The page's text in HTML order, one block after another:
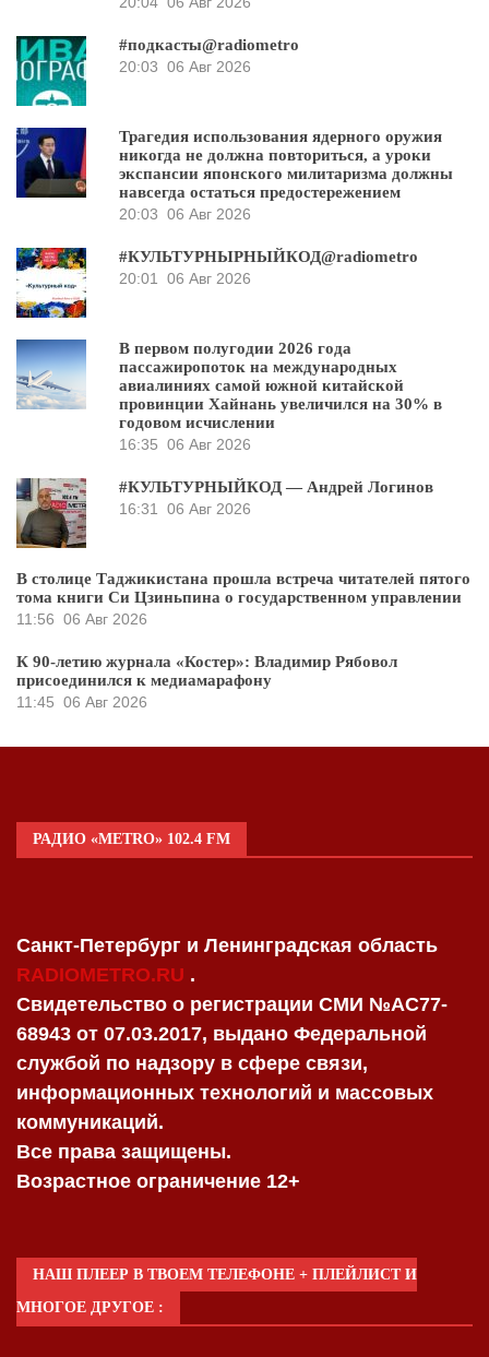
#подкасты@radiometro
20:03 06 Авг 2026
Трагедия использования ядерного оружия
никогда не должна повториться, а уроки
экспансии японского милитаризма должны
навсегда остаться предостережением
20:03 06 Авг 2026
#КУЛЬТУРНЫРНЫЙКОД@radiometro
20:01
06 Авг 2026
В первом полугодии 2026 года
пассажиропоток на международных
авиалиниях самой южной китайской
провинции Хайнань увеличился на 30% в
годовом исчислении
16:35 06 Авг 2026
#КУЛЬТУРНЫЙКОД — Андрей Логинов
16:31
06 Авг 2026
В столице Таджикистана прошла встреча читателей пятого
тома книги Си Цзиньпина о государственном управлении
11:56 06 Авг 2026
К 90-летию журнала «Костер»: Владимир Рябовол
присоединился к медиамарафону
11:45 06 Авг 2026
РАДИО «METRO» 102.4 FM
Санкт-Петербург и Ленинградская область
RADIOMETRO.RU .
Свидетельство о регистрации СМИ №AC77-
68943 от 07.03.2017, выдано Федеральной
службой по надзору в сфере связи,
информационных технологий и массовых
коммуникаций.
Все права защищены.
Возрастное ограничение 12+
НАШ ПЛЕЕР В ТВОЕМ ТЕЛЕФОНЕ + ПЛЕЙЛИСТ И
МНОГОЕ ДРУГОЕ :